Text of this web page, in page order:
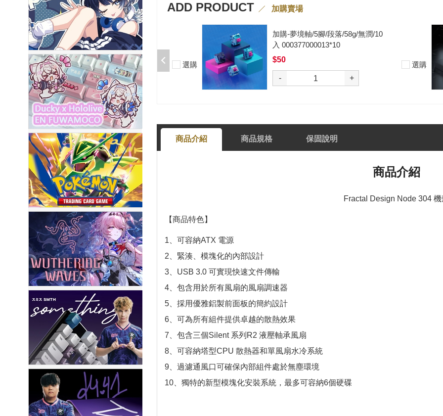
ADD PRODUCT 加購賣場
加購-夢境軸/5腳/段落/58g/無潤/10
入 000377000013*10
$50
- +
選購
加購-黑武士軸V2/5腳/段落/62g/無
潤/10入 000377000012*10
$50
- +
選購
商品介紹 商品規格 保固說明
商品介紹
Fractal Design Node 304 機
【商品特色】
1、可容納ATX 電源
2、緊湊、模塊化的內部設計
3、USB 3.0 可實現快速文件傳輸
4、包含用於所有風扇的風扇調速器
5、採用優雅鋁製前面板的簡約設計
6、可為所有組件提供卓越的散熱效果
7、包含三個Silent 系列R2 液壓軸承風扇
8、可容納塔型CPU 散熱器和單風扇水冷系統
9、過濾通風口可確保內部組件處於無塵環境
10、獨特的新型模塊化安裝系統，最多可容納6個硬碟